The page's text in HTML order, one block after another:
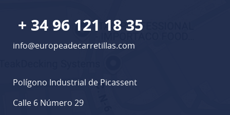
+ 34 96 121 18 35
info@europeadecarretillas.com
Polígono Industrial de Picassent
Calle 6 Número 29